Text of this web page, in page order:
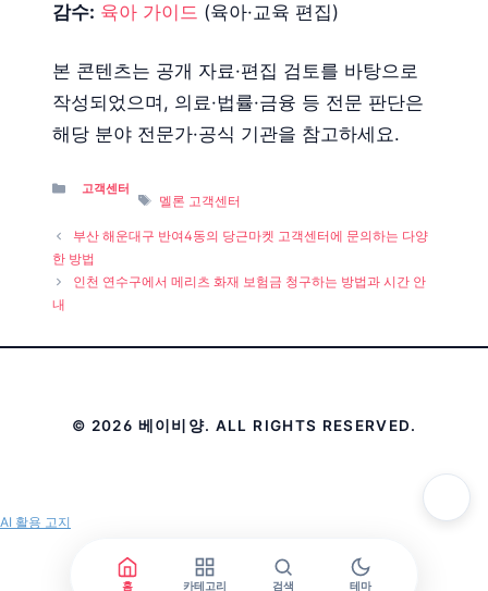
감수: 육아 가이드 (육아·교육 편집)
본 콘텐츠는 공개 자료·편집 검토를 바탕으로
작성되었으며, 의료·법률·금융 등 전문 판단은
해당 분야 전문가·공식 기관을 참고하세요.
Categories
고객센터
Tags
멜론 고객센터
부산 해운대구 반여4동의 당근마켓 고객센터에 문의하는 다양
한 방법
인천 연수구에서 메리츠 화재 보험금 청구하는 방법과 시간 안
내
© 2026 베이비양. ALL RIGHTS RESERVED.
AI 활용 고지
홈 카테고리 검색 테마